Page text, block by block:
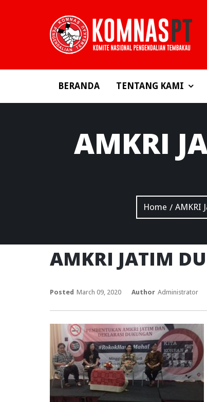
BERANDA TENTANG KAMI
AMKRI
Home / AMKRI
AMKRI JATIM
Posted March 09, 2020 Author Administrator